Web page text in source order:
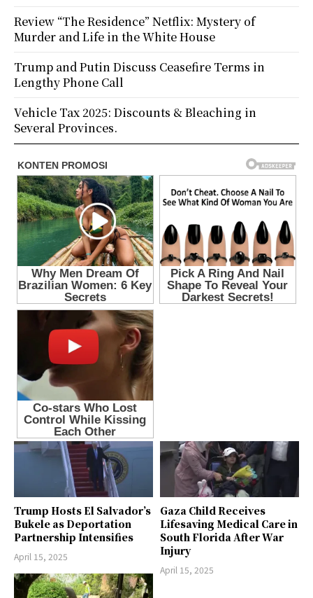
Trump Hosts El Salvador’s
Bukele as Deportation
Partnership Intensifies
April 15, 2025
Gaza Child Receives
Lifesaving Medical Care in
South Florida After War
Injury
April 15, 2025
Review “The Residence” Netflix: Mystery of
Murder and Life in the White House
Trump and Putin Discuss Ceasefire Terms in
Lengthy Phone Call
Vehicle Tax 2025: Discounts & Bleaching in
Several Provinces.